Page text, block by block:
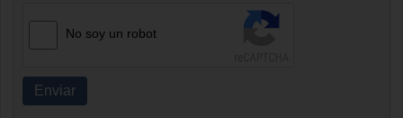
No soy un robot
Enviar